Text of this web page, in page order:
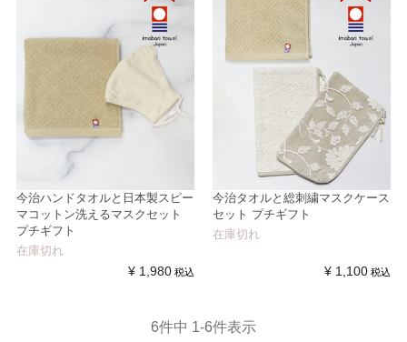
今治ハンドタオルと日本製スピー
マコットン洗えるマスクセット
プチギフト
在庫切れ
¥ 1,980 税込
今治タオルと総刺繍マスクケース
セット プチギフト
在庫切れ
¥ 1,100 税込
6件中 1-6件表示